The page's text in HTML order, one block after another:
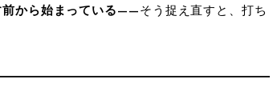
から始まっている——そう捉え直すと、打ち